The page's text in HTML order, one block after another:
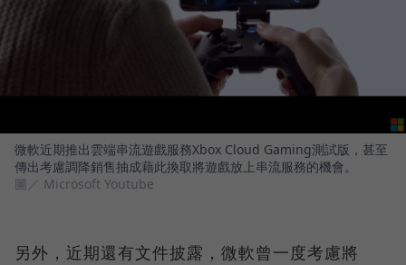
微軟近期推出雲端串流遊戲服務Xbox Cloud Gaming測試版，甚至
傳出考慮調降銷售抽成藉此換取將遊戲放上串流服務的機會。
圖／ Microsoft Youtube
另外，近期還有文件披露，微軟曾一度考慮將